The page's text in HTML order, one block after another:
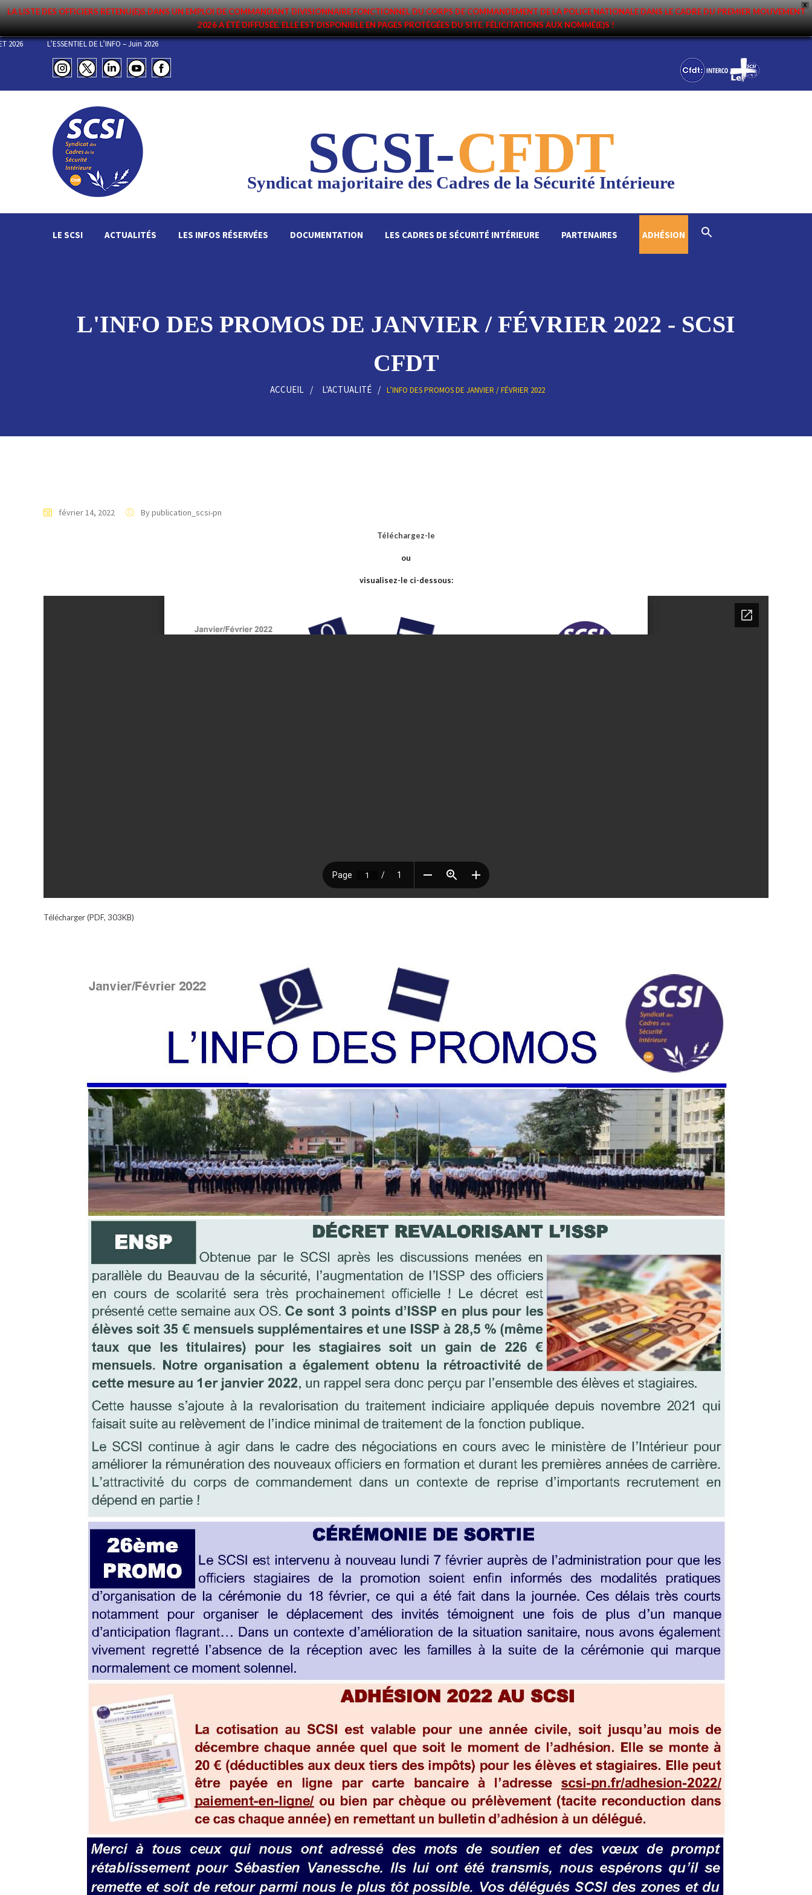
X
LA LISTE DES OFFICIERS RETENU(E)S DANS UN EMPLOI DE COMMANDANT DIVISIONNAIRE FONCTIONNEL DU CORPS DE COMMANDEMENT DE LA POLICE NATIONALE DANS LE CADRE DU PREMIER MOUVEMENT
2026 A ÉTÉ DIFFUSÉE. ELLE EST DISPONIBLE EN PAGES PROTÉGÉES DU SITE. FÉLICITATIONS AUX NOMMÉ(E)S !
DU 3 JUILLET 2026 L’ESSENTIEL DE L’INFO – Juin 2026
SCSI-CFDT
Syndicat majoritaire des Cadres de la Sécurité Intérieure
LE SCSI ACTUALITÉS LES INFOS RÉSERVÉES DOCUMENTATION LES CADRES DE SÉCURITÉ INTÉRIEURE PARTENAIRES ADHÉSION
L'INFO DES PROMOS DE JANVIER / FÉVRIER 2022 - SCSI
CFDT
ACCUEIL L'ACTUALITÉ L’INFO DES PROMOS DE JANVIER / FÉVRIER 2022
février 14, 2022 By publication_scsi-pn
Téléchargez-le
ou
visualisez-le ci-dessous:
Télécharger (PDF, 303KB)